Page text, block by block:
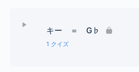
♭５個までの調号クイズ
キー ＝ G♭
1 クイズ